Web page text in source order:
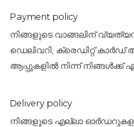
Payment policy
നിങ്ങളുടെ വാങ്ങലിന്
ഡെലിവറി, ക്രെഡിറ്റ് കാർഡ്
ആപ്പുകളിൽ നിന്ന് നിങ്ങൾക്ക്
Delivery policy
നിങ്ങളുടെ എല്ലാ